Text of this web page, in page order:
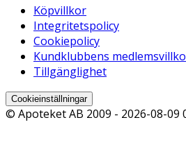
Köpvillkor
Integritetspolicy
Cookiepolicy
Kundklubbens
Tillgänglighet
Cookieinställningar
© Apoteket AB 2009 - 2026-08-09